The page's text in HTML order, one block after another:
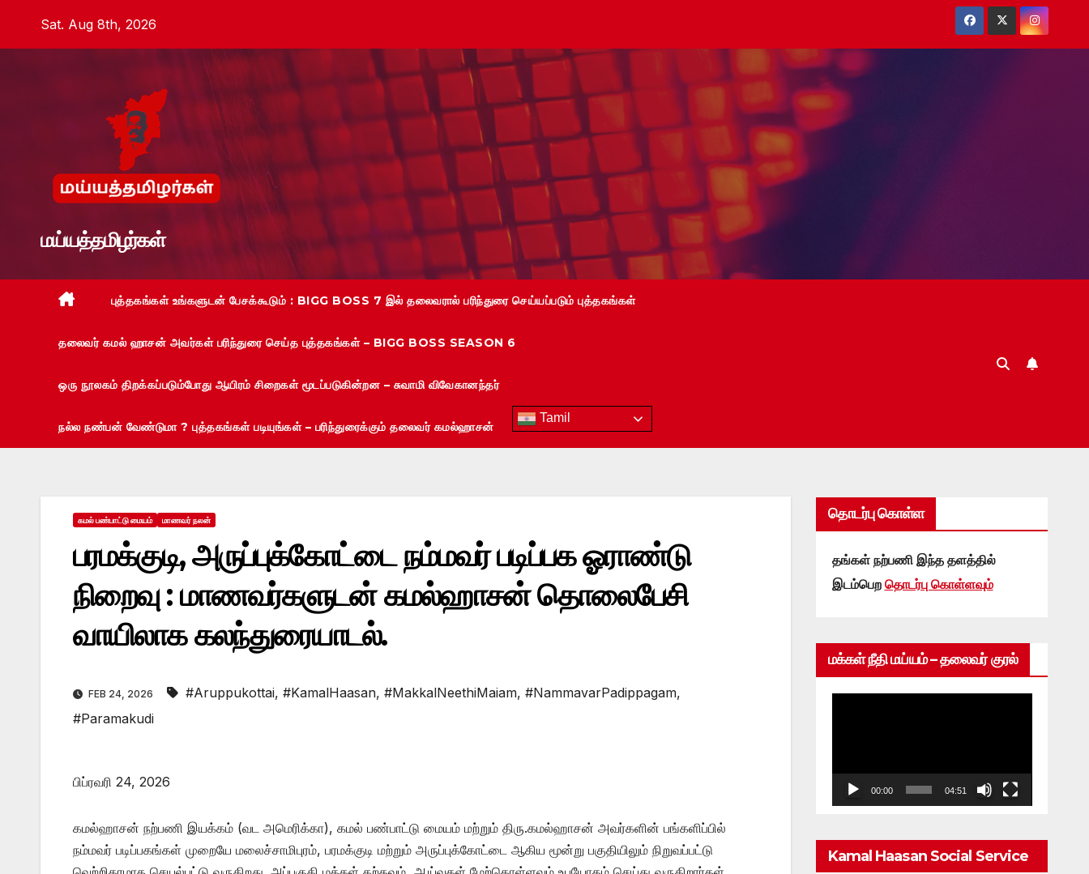
Sat. Aug 8th, 2026
மய்யத்தமிழர்கள்
புத்தகங்கள் உங்களுடன் பேசக்கூடும் : BIGG BOSS 7 இல் தலைவரால் பரிந்துரை செய்யப்படும் புத்தகங்கள்
தலைவர் கமல் ஹாசன் அவர்கள் பரிந்துரை செய்த புத்தகங்கள் – BIGG BOSS SEASON 6
ஒரு நூலகம் திறக்கப்படும்போது ஆயிரம் சிறைகள் மூடப்படுகின்றன – சுவாமி விவேகானந்தர்
நல்ல நண்பன் வேண்டுமா ? புத்தகங்கள் படியுங்கள் – பரிந்துரைக்கும் தலைவர் கமல்ஹாசன்
Tamil
கமல் பண்பாட்டு மையம் மாணவர் நலன்
பரமக்குடி, அருப்புக்கோட்டை நம்மவர் படிப்பக ஓராண்டு
நிறைவு : மாணவர்களுடன் கமல்ஹாசன் தொலைபேசி
வாயிலாக கலந்துரையாடல்.
FEB 24, 2026 #Aruppukottai, #KamalHaasan, #MakkalNeethiMaiam, #NammavarPadippagam,
#Paramakudi
பிப்ரவரி 24, 2026
கமல்ஹாசன் நற்பணி இயக்கம் (வட அமெரிக்கா), கமல் பண்பாட்டு மையம் மற்றும் திரு.கமல்ஹாசன் அவர்களின் பங்களிப்பில்
நம்மவர் படிப்பகங்கள் முறையே மலைச்சாமிபுரம், பரமக்குடி மற்றும் அருப்புக்கோட்டை ஆகிய மூன்று பகுதியிலும் நிறுவப்பட்டு
தொடர்பு கொள்ள
தங்கள் நற்பணி இந்த தளத்தில்
இடம்பெற தொடர்பு கொள்ளவும்
மக்கள் நீதி மய்யம் – தலைவர் குரல்
00:00 04:51
Kamal Haasan Social Service